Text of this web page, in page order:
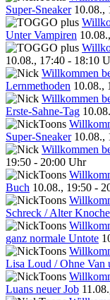
Super-Sneaker 10.08.,
Unter Vampiren
10.08., 17:40 - 18:10
Willkommen
Lernmethoden 10.08.,
Willkommen
Erste-Sahne-Tag
Super-Sneaker 10.08.,
Willkommen
19:50 - 20:00 Uhr
Buch 10.08., 19:50 -
Schreck / Alter
ganz normale Untote
Lisa Loud / Ohne Van
Luans neuer Job